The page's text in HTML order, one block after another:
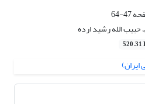
47-64
حبیب الله رشید ارده
520.31